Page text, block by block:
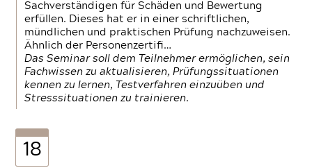
Sachverständigen für Schäden und Bewertung
erfüllen. Dieses hat er in einer schriftlichen,
mündlichen und praktischen Prüfung nachzuweisen.
Ähnlich der Personenzertifi…
Das Seminar soll dem Teilnehmer ermöglichen, sein
Fachwissen zu aktualisieren, Prüfungssituationen
kennen zu lernen, Testverfahren einzuüben und
Stresssituationen zu trainieren.
18